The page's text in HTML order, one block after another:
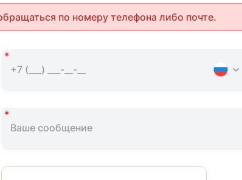
по номеру телефона либо почте.